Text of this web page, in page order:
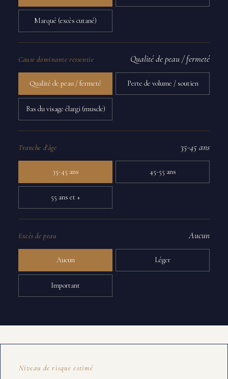
Marqué (excès cutané)
Cause dominante ressentie Qualité de peau / fermeté
Qualité de peau / fermeté Perte de volume / soutien
Bas du visage élargi (muscle)
Tranche d'âge 35-45 ans
35-45 ans 45-55 ans
55 ans et +
Excès de peau Aucun
Aucun Léger
Important
Niveau de risque estimé